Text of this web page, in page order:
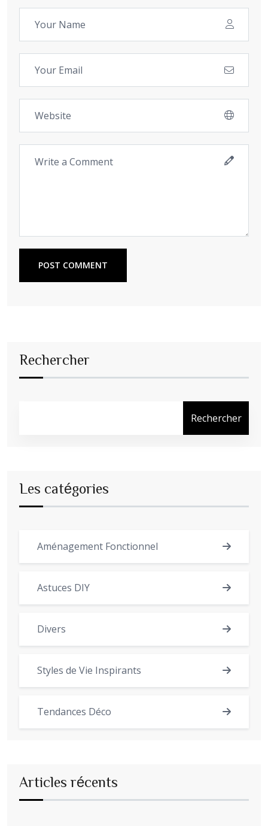
POST COMMENT
Rechercher
Rechercher
Les catégories
Aménagement Fonctionnel
Astuces DIY
Divers
Styles de Vie Inspirants
Tendances Déco
Articles récents